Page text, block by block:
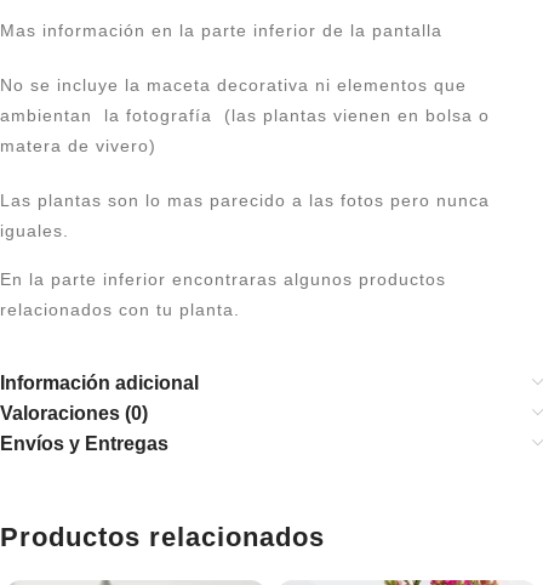
Mas información en la parte inferior de la pantalla
No se incluye la maceta decorativa ni elementos que
ambientan la fotografía (las plantas vienen en bolsa o
matera de vivero)
Las plantas son lo mas parecido a las fotos pero nunca
iguales.
En la parte inferior encontraras algunos productos
relacionados con tu planta.
Información adicional
Valoraciones (0)
Envíos y Entregas
Productos relacionados